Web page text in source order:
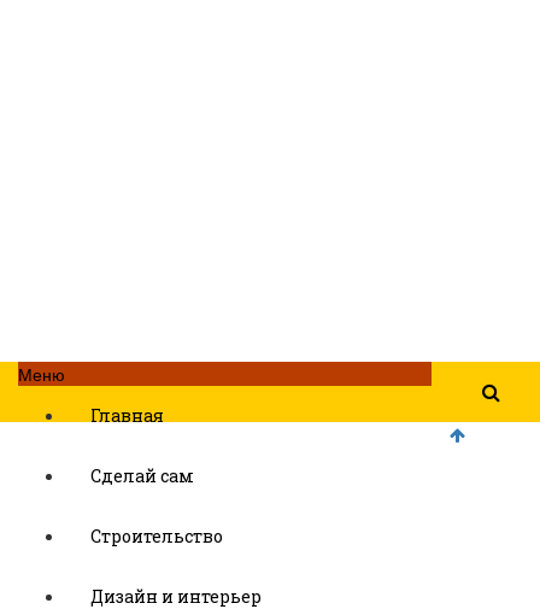
Меню
Главная
Сделай сам
Строительство
Дизайн и интерьер